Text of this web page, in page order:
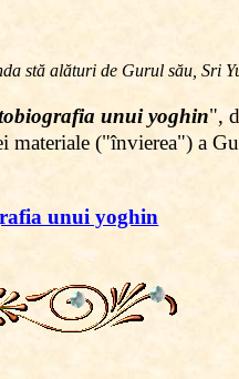
stă alături de Gurul său, Sri
unui yoghin",
materiale ("învierea") a
unui yoghin